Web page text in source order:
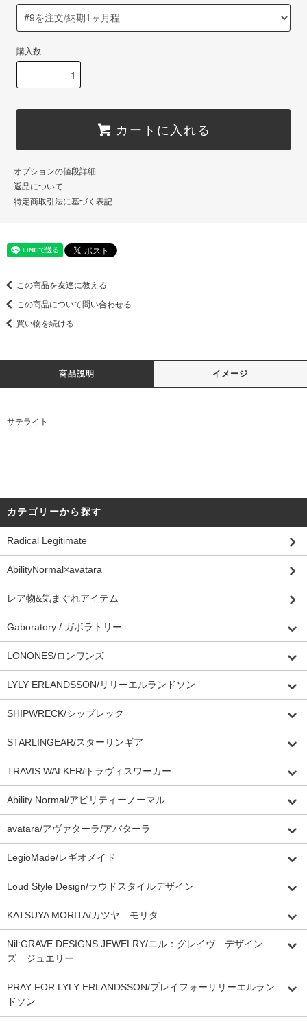
購入数
カートに入れる
オプションの値段詳細
返品について
特定商取引法に基づく表記
この商品を友達に教える
この商品について問い合わせる
買い物を続ける
商品説明 イメージ
サテライト
カテゴリーから探す
Radical Legitimate
AbilityNormal×avatara
レア物&気まぐれアイテム
Gaboratory / ガボラトリー
LONONES/ロンワンズ
LYLY ERLANDSSON/リリーエルランドソン
SHIPWRECK/シップレック
STARLINGEAR/スターリンギア
TRAVIS WALKER/トラヴィスワーカー
Ability Normal/アビリティーノーマル
avatara/アヴァターラ/アバターラ
LegioMade/レギオメイド
Loud Style Design/ラウドスタイルデザイン
KATSUYA MORITA/カツヤ モリタ
Nil:GRAVE DESIGNS JEWELRY/ニル：グレイヴ デザイン
ズ ジュエリー
PRAY FOR LYLY ERLANDSSON/プレイフォーリリーエルラン
ドソン